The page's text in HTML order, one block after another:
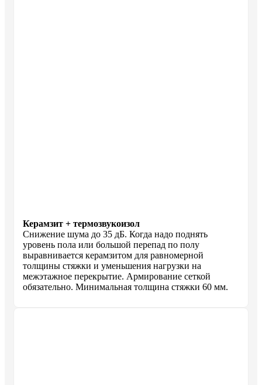
Керамзит + термозвукоизол
Снижение шума до 35 дБ. Когда надо поднять
уровень пола или большой перепад по полу
выравнивается керамзитом для равномерной
толщины стяжки и уменьшения нагрузки на
межэтажное перекрытие. Армирование сеткой
обязательно. Минимальная толщина стяжки 60 мм.